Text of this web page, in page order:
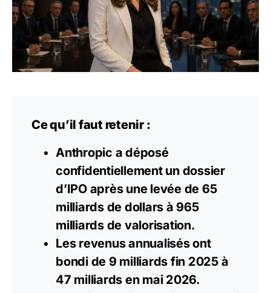
Ce qu’il faut retenir :
Anthropic a déposé
confidentiellement un dossier
d’IPO après une levée de 65
milliards de dollars à 965
milliards de valorisation.
Les revenus annualisés ont
bondi de 9 milliards fin 2025 à
47 milliards en mai 2026.